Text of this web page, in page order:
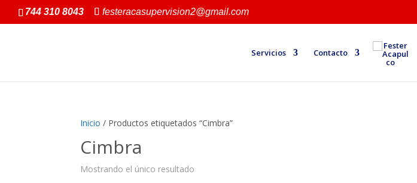
744 310 8043 festeracasupervision2@gmail.com
Servicios Contacto
Inicio / Productos etiquetados “Cimbra”
Cimbra
Mostrando el único resultado